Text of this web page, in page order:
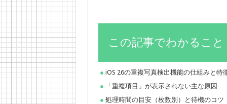
この記事でわかること
iOS 26の重複写真検出機能の仕組みと特
「重複項目」が表示されない主な原因
処理時間の目安（枚数別）と待機のコツ